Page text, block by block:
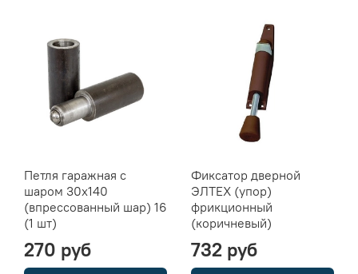
Петля гаражная с
шаром 30х140
(впрессованный шар) 16
(1 шт)
270 руб
Фиксатор дверной
ЭЛТЕХ (упор)
фрикционный
(коричневый)
732 руб